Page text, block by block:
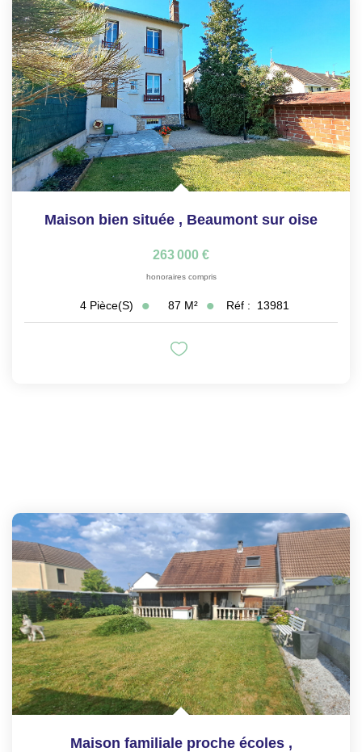
Maison bien située , Beaumont sur oise
263 000 €
honoraires compris
4 Pièce(s) 87 M² Réf : 13981
Maison familiale proche écoles ,